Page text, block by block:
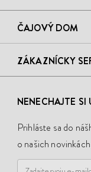
ČAJOVÝ DOM
ZÁKAZNÍCKY
NENECHAJTE
Prihláste sa do
o našich